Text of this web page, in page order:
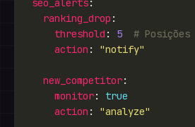
seo_alerts
ranking_drop
threshold : 5
# Posições
action : "notify"
new_competitor
monitor: true
action : "analyze"